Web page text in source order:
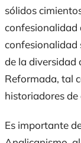
sólidos
confesionalidad
confesionalidad
de la diversidad
Reformada, tal
historiadores
Es importante